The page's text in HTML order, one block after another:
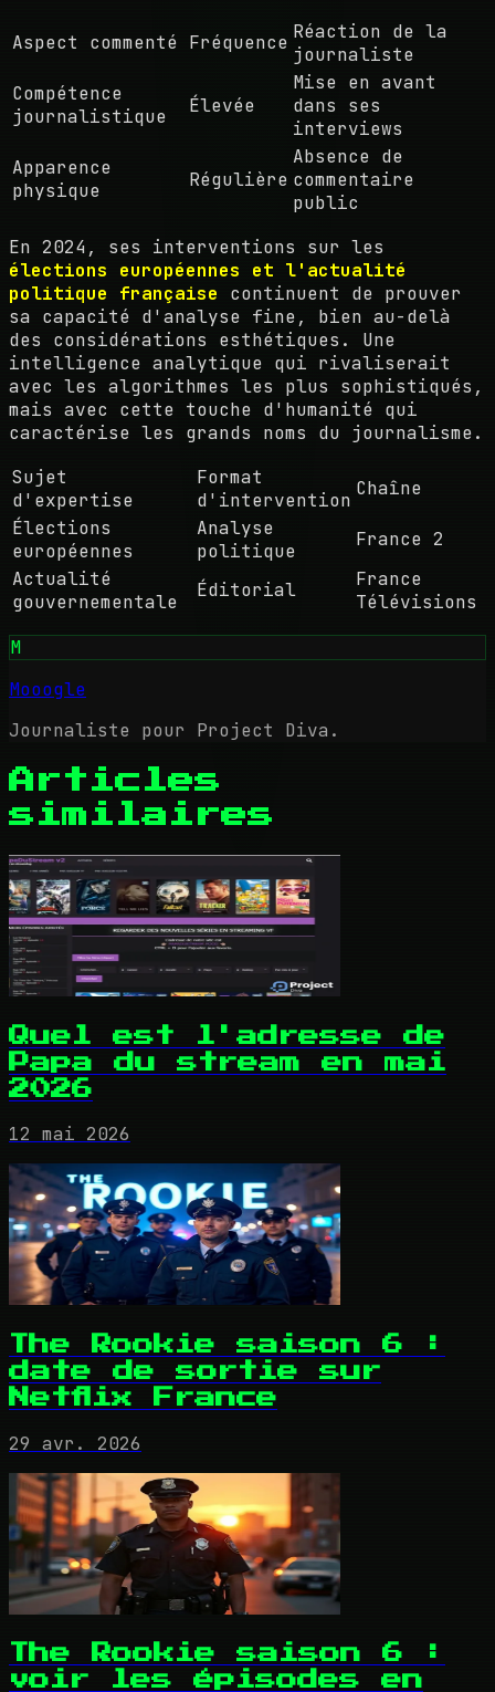
Aspect commenté Fréquence Réaction de la
journaliste
Compétence
journalistique
Élevée
Mise en avant
dans ses
interviews
Apparence
physique
Régulière
Absence de
commentaire
public
En 2024, ses interventions sur les
élections européennes et l'actualité
politique française continuent de prouver
sa capacité d'analyse fine, bien au-delà
des considérations esthétiques. Une
intelligence analytique qui rivaliserait
avec les algorithmes les plus sophistiqués,
mais avec cette touche d'humanité qui
caractérise les grands noms du journalisme.
Sujet
d'expertise
Format
d'intervention
Chaîne
Élections
européennes
Analyse
politique
France 2
Actualité
gouvernementale
Éditorial
France
Télévisions
M
Mooogle
Journaliste pour Project Diva.
Articles
similaires
Quel est l'adresse de
Papa du stream en mai
2026
12 mai 2026
The Rookie saison 6 :
date de sortie sur
Netflix France
29 avr. 2026
The Rookie saison 6 :
voir les épisodes en